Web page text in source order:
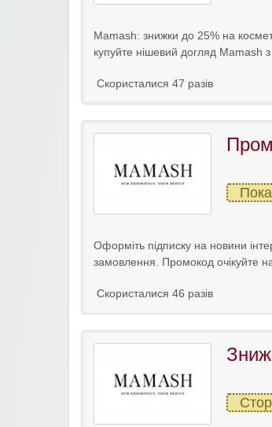
Mamash: знижки до 25% на
купуйте нішевий догляд Mamash
Скористалися 47 разів
Оформіть підписку на новини
замовлення. Промокод очікуйте
Скористалися 46 разів